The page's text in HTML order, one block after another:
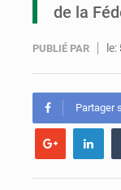
de la
PUBLIÉ PAR le:
Partager